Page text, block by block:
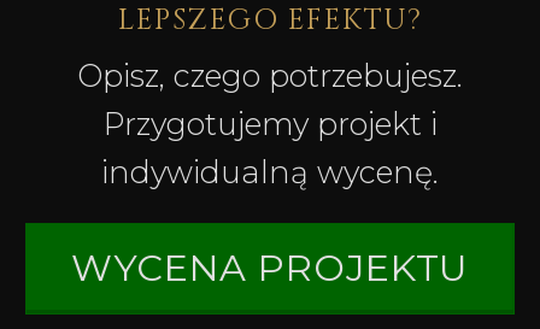
LEPSZEGO EFEKTU?
Opisz, czego potrzebujesz.
Przygotujemy projekt i
indywidualną wycenę.
WYCENA PROJEKTU